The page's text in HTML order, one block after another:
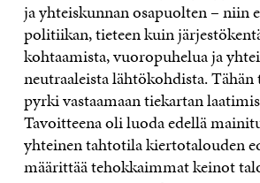
ja yhteiskunnan osapuolten – niin
politiikan, tieteen kuin
kohtaamista, vuoropuhelua ja
neutraaleista lähtökohdista. Tähän
pyrki vastaamaan tiekartan
Tavoitteena oli luoda edellä
yhteinen tahtotila kiertotalouden
määrittää tehokkaimmat keinot